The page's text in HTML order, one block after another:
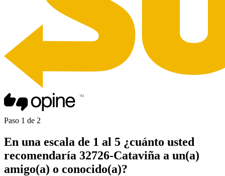
Paso 1 de 2
En una escala de 1 al 5 ¿cuánto usted
recomendaría 32726-Cataviña a un(a)
amigo(a) o conocido(a)?